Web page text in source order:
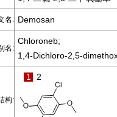
名: Demosan
名:
Chloroneb;
1,4-Dichloro-2,5-
构:
1 2